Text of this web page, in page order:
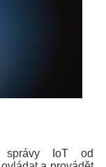
správy IoT od